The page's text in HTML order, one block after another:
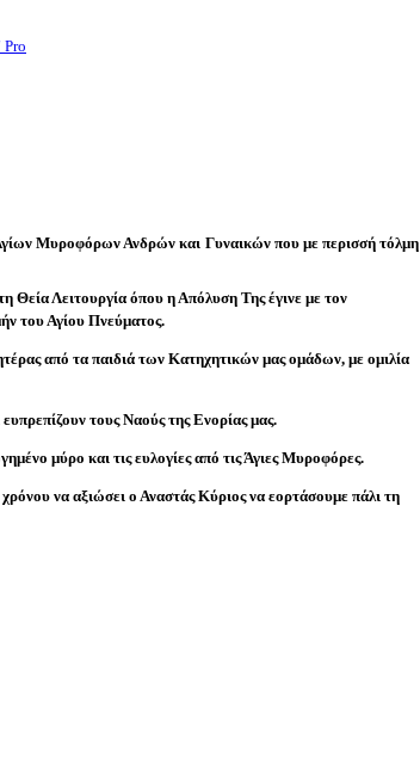
Μυροφόρων Ανδρών και Γυναικών που με περισσή τόλμη
Θεία Λειτουργία όπου η Απόλυση Της έγινε με τον
του Αγίου Πνεύματος.
έρας από τα παιδιά των Κατηχητικών μας ομάδων, με ομιλία
τους Ναούς της Ενορίας μας.
μύρο και τις ευλογίες από τις Άγιες Μυροφόρες.
να αξιώσει ο Αναστάς Κύριος να εορτάσουμε πάλι τη